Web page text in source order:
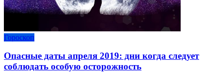
Гороскоп
Опасные даты апреля 2019: дни когда следует
соблюдать особую осторожность